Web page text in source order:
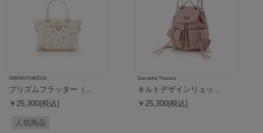
SAMANTHAVEGA
プリズムフラッター（...
￥25,300(税込)
人気商品
Samantha Thavasa
キルトデザインリュッ...
￥25,300(税込)